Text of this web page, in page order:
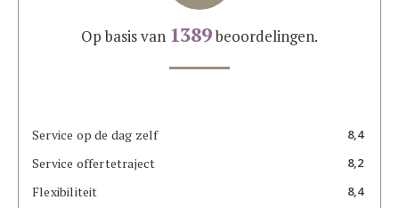
Op basis van 1389beoordelingen.
Service op de dag zelf 8,4
Service offertetraject 8,2
Flexibiliteit 8,4